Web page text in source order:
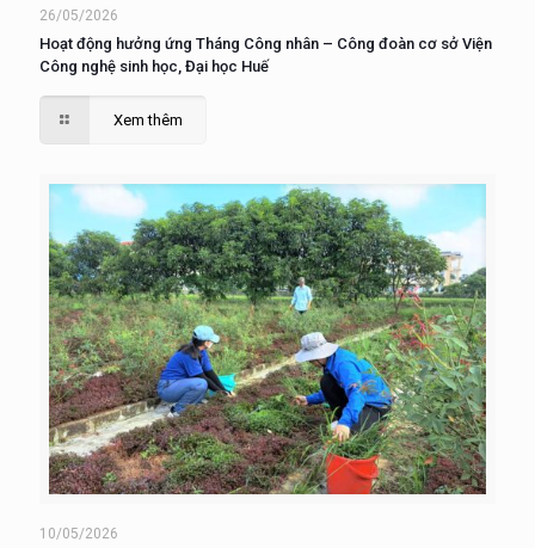
26/05/2026
Hoạt động hưởng ứng Tháng Công nhân – Công đoàn cơ sở Viện
Công nghệ sinh học, Đại học Huế
Xem thêm
10/05/2026